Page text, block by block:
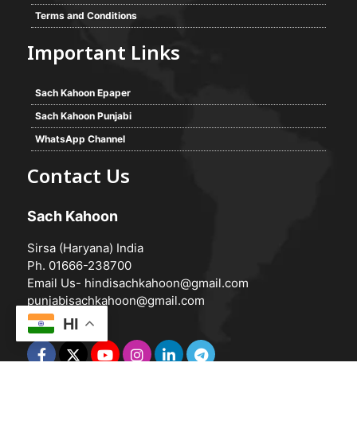
Terms and Conditions
Important Links
Sach Kahoon Epaper
Sach Kahoon Punjabi
WhatsApp Channel
Contact Us
Sach Kahoon
Sirsa (Haryana) India
Ph. 01666-238700
Email Us- hindisachkahoon@gmail.com
punjabisachkahoon@gmail.com
HI